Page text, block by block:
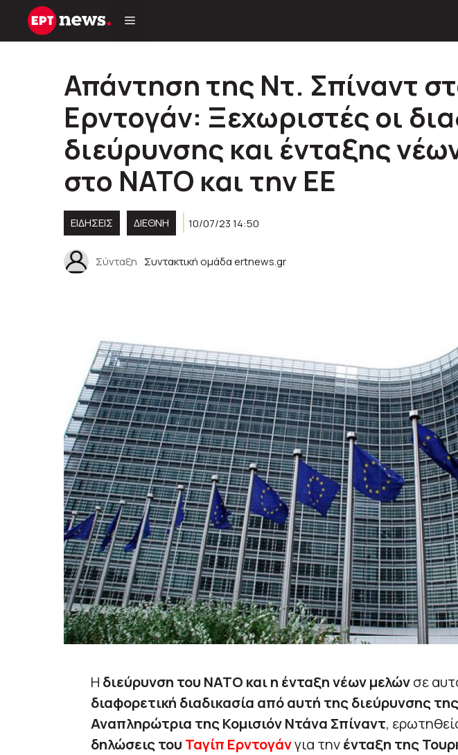
Μετάβαση
Απάντηση της Ντ. Σπίναντ
Ερντογάν: Ξεχωριστές οι
διεύρυνσης και ένταξης
στο ΝΑΤΟ και την ΕΕ
ΕΙΔΗΣΕΙΣ ΔΙΕΘΝΗ 10/07/23 14:50
Σύνταξη Συντακτική ομάδα ertnews.gr
Η διεύρυνση του ΝΑΤΟ και η ένταξη νέων μελώνσε
διαφορετική διαδικασία από αυτή της διεύρυνσης
Αναπληρώτρια της Κομισιόν Ντάνα Σπίναντ,
δηλώσεις του Ταγίπ Ερντογάνγια τηνένταξη της